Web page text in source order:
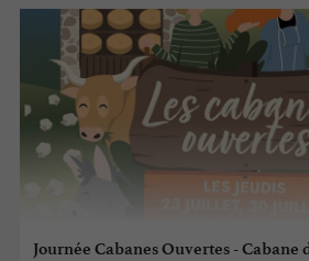
Journée Cabanes Ouvertes - Cabane